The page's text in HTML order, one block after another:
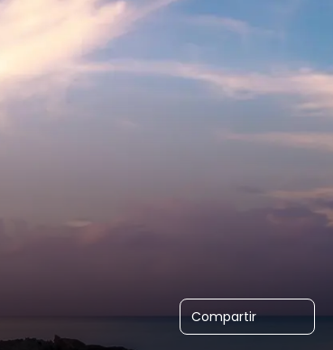
Compartir